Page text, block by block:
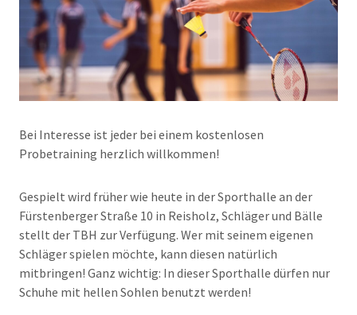
Bei Interesse ist jeder bei einem kostenlosen
Probetraining herzlich willkommen!
Gespielt wird früher wie heute in der Sporthalle an der
Fürstenberger Straße 10 in Reisholz, Schläger und Bälle
stellt der TBH zur Verfügung. Wer mit seinem eigenen
Schläger spielen möchte, kann diesen natürlich
mitbringen! Ganz wichtig: In dieser Sporthalle dürfen nur
Schuhe mit hellen Sohlen benutzt werden!